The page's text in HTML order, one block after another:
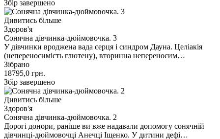
Збір завершено
Дивитись більше
Здоров'я
Сонячна дівчинка-дюймовочка. 3
У дівчинки вроджена вада серця і синдром Дауна. Целіакія
(непереносимість глютену), вторинна непереносим…
Зібрано
18795,0 грн.
Збір завершено
Дивитись більше
Здоров'я
Сонячна дівчинка-дюймовочка. 2
Дорогі донори, раніше ви вже надавали допомогу сонячній
дівчинці-дюймовочці Анечці Іщенко. У дитини дефі…